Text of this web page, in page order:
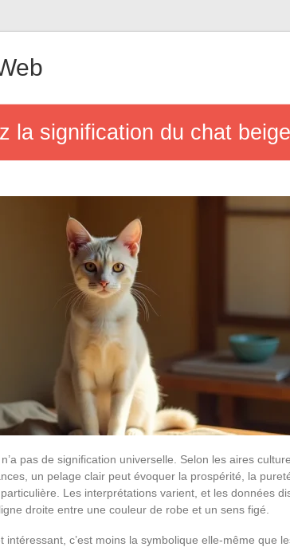
la signification du chat
pas de signification universelle. Selon les aires
un pelage clair peut évoquer la prospérité, la
Les interprétations varient, et les données
droite entre une couleur de robe et un sens figé.
intéressant, c’est moins la symbolique elle-même que